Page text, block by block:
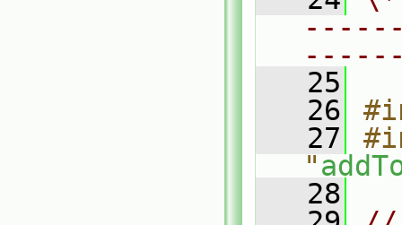
   25
   26
   27
"
   28